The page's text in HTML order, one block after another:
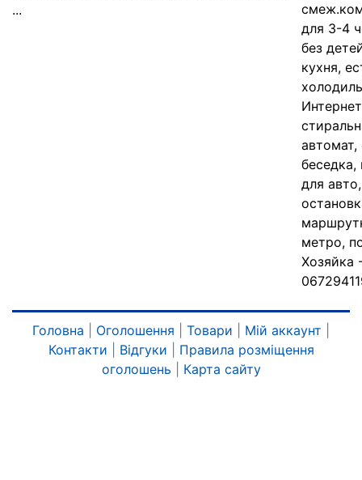
...
для 3-4
без
кухня,
беседка,
для
метро,
Хозяйка
Головна Оголошення Товари Мій аккаунт
Контакти
Відгуки
Правила розміщення
оголошень
Карта сайту